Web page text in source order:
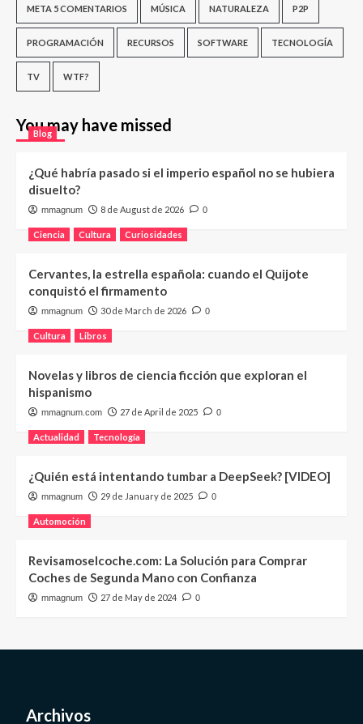
META 5 COMENTARIOS MÚSICA NATURALEZA P2P
PROGRAMACIÓN RECURSOS SOFTWARE TECNOLOGÍA
TV WTF?
You may have missed
Blog
¿Qué habría pasado si el imperio español no se hubiera
disuelto?
mmagnum 8 de August de 2026 0
Ciencia Cultura Curiosidades
Cervantes, la estrella española: cuando el Quijote
conquistó el firmamento
mmagnum 30 de March de 2026 0
Cultura Libros
Novelas y libros de ciencia ficción que exploran el
hispanismo
mmagnum.com 27 de April de 2025 0
Actualidad Tecnología
¿Quién está intentando tumbar a DeepSeek? [VIDEO]
mmagnum 29 de January de 2025 0
Automoción
Revisamoselcoche.com: La Solución para Comprar
Coches de Segunda Mano con Confianza
mmagnum 27 de May de 2024 0
Archivos